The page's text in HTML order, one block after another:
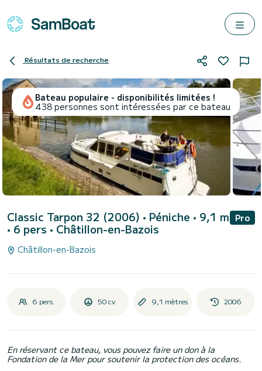
Résultats de recherche
Bateau populaire - disponibilités limitées !
438 personnes sont intéressées par ce bateau
Classic Tarpon 32 (2006) • Péniche • 9,1 m
• 6 pers • Châtillon-en-Bazois
Pro
Châtillon-en-Bazois
6 pers. 50 cv 9,1 mètres 2006
En réservant ce bateau, vous pouvez faire un don à la
Fondation de la Mer pour soutenir la protection des océans.